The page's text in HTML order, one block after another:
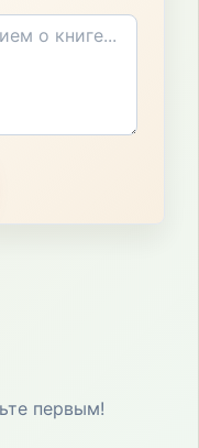
первым!